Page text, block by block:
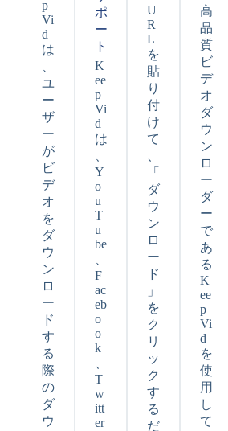
p
Vi
d
は
ユ
ー
ザ
ー
が
ビ
デ
オ
を
ダ
ウ
ン
ロ
ー
ド
す
る
際
の
ダ
ウ
ポ
ー
ト
K
ee
p
Vi
d
は
Y
o
u
T
u
be
F
ac
eb
o
o
k
T
w
itt
er
U
R
L
を
貼
り
付
け
て
「
ダ
ウ
ン
ロ
ー
ド
」
を
ク
リ
ッ
ク
す
る
だ
高
品
質
ビ
デ
オ
ダ
ウ
ン
ロ
ー
ダ
ー
で
あ
る
K
ee
p
Vi
d
を
使
用
し
て